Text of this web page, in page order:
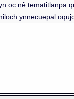
oc nê tematitlanpa
ynnecuepal